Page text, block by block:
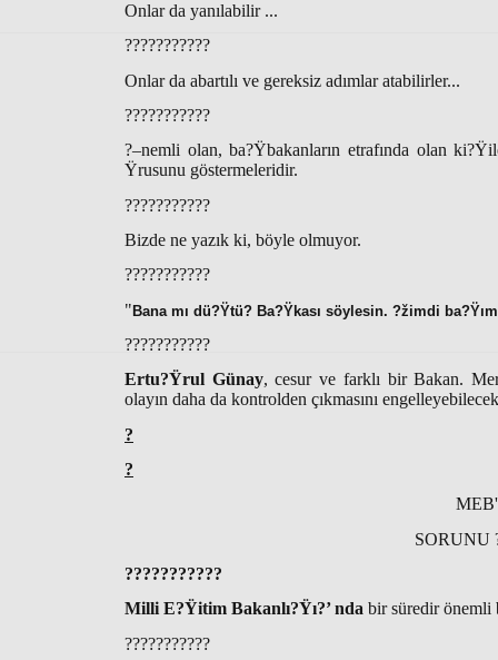
Onlar da yanılabilir ...
???????????
Onlar da abartılı ve gereksiz adımlar atabilirler...
???????????
?–nemli olan, ba?Ÿbakanların etrafında olan
Ÿrusunu göstermeleridir.
???????????
Bizde ne yazık ki, böyle olmuyor.
???????????
"Bana mı dü?Ÿtü? Ba?Ÿkası söylesin. ?žimdi
???????????
Ertu?Ÿrul Günay, cesur ve farklı bir Bakan.
olayın daha da kontrolden çıkmasını
?
?
SORUNU
???????????
Milli E?Ÿitim Bakanlı?Ÿı?’ nda bir süredir
???????????